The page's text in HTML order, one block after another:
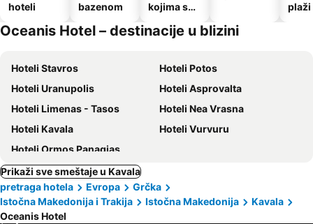
hoteli
bazenom
kojima su
kućni
plaži
Oceanis Hotel – destinacije u blizini
Hoteli Stavros
Hoteli Potos
Hoteli Uranupolis
Hoteli Asprovalta
Hoteli Limenas - Tasos
Hoteli Nea Vrasna
Hoteli Kavala
Hoteli Vurvuru
Hoteli Ormos Panagias
Prikaži sve smeštaje u Kavala
pretraga hotela
Evropa
Grčka
Istočna Makedonija i Trakija
Istočna Makedonija
Kavala
Oceanis Hotel